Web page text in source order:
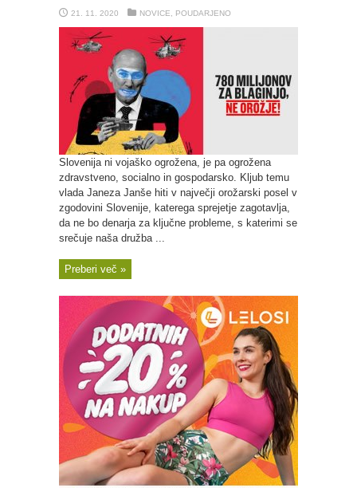
21. 11. 2020 NOVICE POUDARJENO
Slovenija ni vojaško ogrožena, je pa ogrožena
zdravstveno, socialno in gospodarsko. Kljub temu
vlada Janeza Janše hiti v največji orožarski posel v
zgodovini Slovenije, katerega sprejetje zagotavlja,
da ne bo denarja za ključne probleme, s katerimi se
srečuje naša družba ...
Preberi več »